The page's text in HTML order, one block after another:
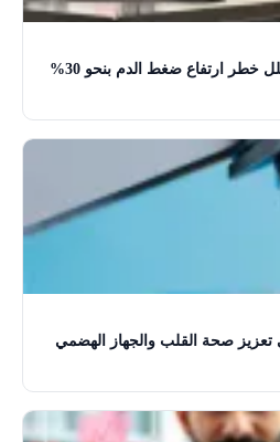
تعزيز صحة القلب والجهاز الهضمي